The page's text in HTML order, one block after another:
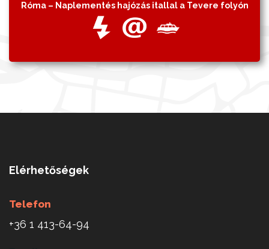
Róma – Naplementés hajózás itallal a Tevere folyón
Elérhetőségek
Telefon
+36 1 413-64-94